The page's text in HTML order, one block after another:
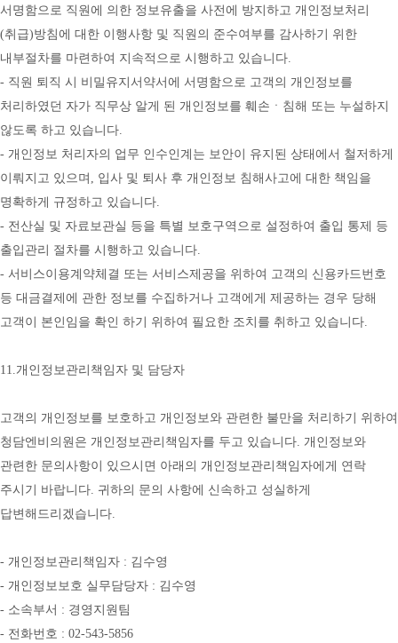
서명함으로 직원에 의한 정보유출을 사전에 방지하고 개인정보처리
(취급)방침에 대한 이행사항 및 직원의 준수여부를 감사하기 위한
내부절차를 마련하여 지속적으로 시행하고 있습니다.
- 직원 퇴직 시 비밀유지서약서에 서명함으로 고객의 개인정보를
처리하였던 자가 직무상 알게 된 개인정보를 훼손ㆍ침해 또는 누설하지
않도록 하고 있습니다.
- 개인정보 처리자의 업무 인수인계는 보안이 유지된 상태에서 철저하게
이뤄지고 있으며, 입사 및 퇴사 후 개인정보 침해사고에 대한 책임을
명확하게 규정하고 있습니다.
- 전산실 및 자료보관실 등을 특별 보호구역으로 설정하여 출입 통제 등
출입관리 절차를 시행하고 있습니다.
- 서비스이용계약체결 또는 서비스제공을 위하여 고객의 신용카드번호
등 대금결제에 관한 정보를 수집하거나 고객에게 제공하는 경우 당해
고객이 본인임을 확인 하기 위하여 필요한 조치를 취하고 있습니다.
11.개인정보관리책임자 및 담당자
고객의 개인정보를 보호하고 개인정보와 관련한 불만을 처리하기 위하여
청담엔비의원은 개인정보관리책임자를 두고 있습니다. 개인정보와
관련한 문의사항이 있으시면 아래의 개인정보관리책임자에게 연락
주시기 바랍니다. 귀하의 문의 사항에 신속하고 성실하게
답변해드리겠습니다.
- 개인정보관리책임자 : 김수영
- 개인정보보호 실무담당자 : 김수영
- 소속부서 : 경영지원팀
- 전화번호 : 02-543-5856